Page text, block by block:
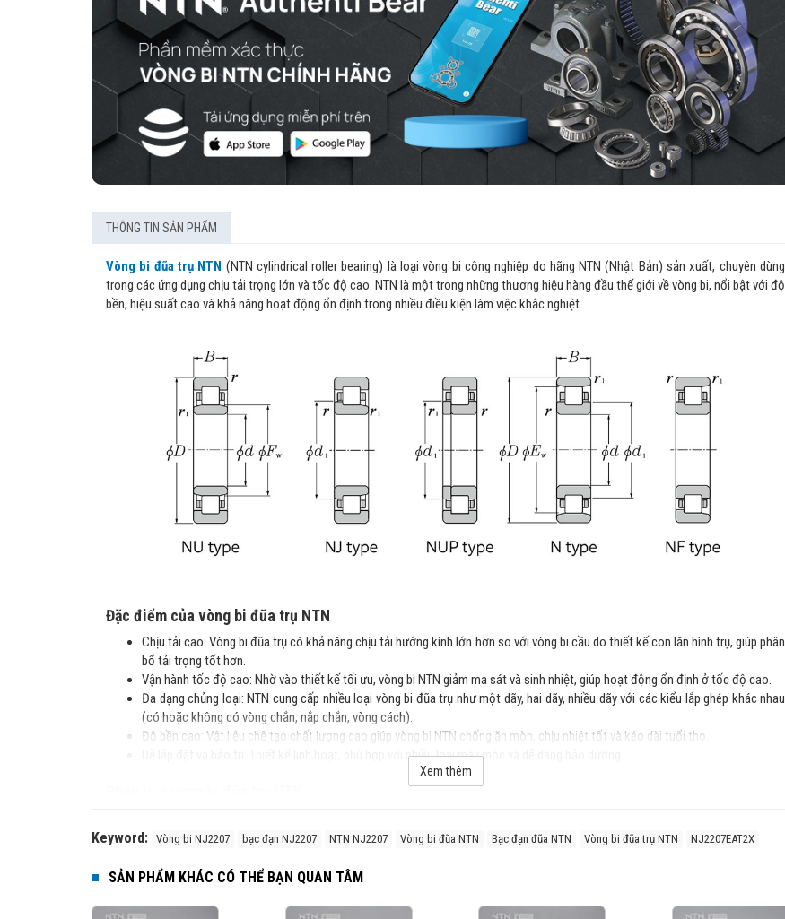
THÔNG TIN SẢN PHẨM
Vòng bi đũa trụ NTN (NTN cylindrical roller bearing) là loại vòng bi công nghiệp do hãng NTN (Nhật Bản) sản xuất, chuyên dùng
trong các ứng dụng chịu tải trọng lớn và tốc độ cao. NTN là một trong những thương hiệu hàng đầu thế giới về vòng bi, nổi bật với độ
bền, hiệu suất cao và khả năng hoạt động ổn định trong nhiều điều kiện làm việc khắc nghiệt.
Đặc điểm của vòng bi đũa trụ NTN
Chịu tải cao: Vòng bi đũa trụ có khả năng chịu tải hướng kính lớn hơn so với vòng bi cầu do thiết kế con lăn hình trụ, giúp phân
bổ tải trọng tốt hơn.
Vận hành tốc độ cao: Nhờ vào thiết kế tối ưu, vòng bi NTN giảm ma sát và sinh nhiệt, giúp hoạt động ổn định ở tốc độ cao.
Đa dạng chủng loại: NTN cung cấp nhiều loại vòng bi đũa trụ như một dãy, hai dãy, nhiều dãy với các kiểu lắp ghép khác nhau
(có hoặc không có vòng chắn, nắp chắn, vòng cách).
Độ bền cao: Vật liệu chế tạo chất lượng cao giúp vòng bi NTN chống ăn mòn, chịu nhiệt tốt và kéo dài tuổi thọ.
Dễ lắp đặt và bảo trì: Thiết kế linh hoạt, phù hợp với nhiều loại máy móc và dễ dàng bảo dưỡng.
Vòng bi đũa trụ một dãy (Single Row Cylindrical Roller Bearings): Chịu tải hướng kính lớn, phổ biến nhất.
Vòng bi đũa trụ hai dãy (Double Row Cylindrical Roller Bearings): Chịu tải trọng lớn hơn, ứng dụng trong máy móc hạng nặng.
Vòng bi đũa trụ nhiều dãy (Multi-Row Cylindrical Roller Bearings): Dùng trong các ngành công nghiệp đặc thù, yêu cầu tải
trọng cao.
Xem thêm
Keyword: Vòng bi NJ2207 bạc đạn NJ2207 NTN NJ2207 Vòng bi đũa NTN Bạc đạn đũa NTN Vòng bi đũa trụ NTN NJ2207EAT2X
SẢN PHẨM KHÁC CÓ THỂ BẠN QUAN TÂM